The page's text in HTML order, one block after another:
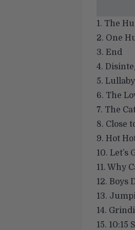
1. The
2. One
3. End
4.
5. Lullaby
6. The
7. The
8. Close
9. Hot
10. Let’s
11. Why
12. Boys
13.
14.
15.